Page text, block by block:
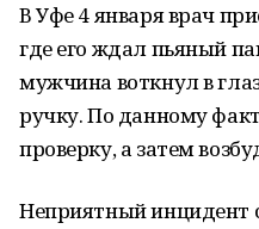
В Уфе 4 января врач
где его ждал пьяный
мужчина воткнул в
ручку. По данному
проверку, а затем
Неприятный инцидент